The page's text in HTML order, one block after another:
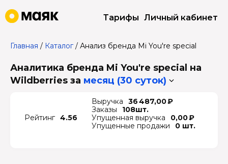
Тарифы Личный кабинет
Главная / Каталог/ Анализ бренда Mi You're special
Аналитика бренда Mi You're special на
Wildberries за месяц (30 суток)
Рейтинг 4.56
Выручка
36 487,00 ₽
Заказы
108шт.
Упущенная выручка
0,00 ₽
Упущенные продажи
0 шт.